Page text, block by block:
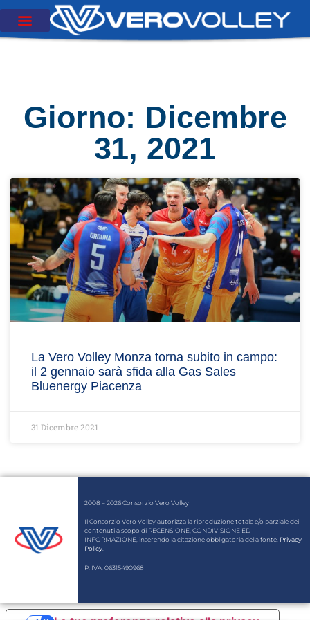
Giorno: Dicembre
31, 2021
La Vero Volley Monza torna subito in campo:
il 2 gennaio sarà sfida alla Gas Sales
Bluenergy Piacenza
31 Dicembre 2021
2008 – 2026 Consorzio Vero Volley
Il Consorzio Vero Volley autorizza la riproduzione totale e/o parziale dei
contenuti a scopo di RECENSIONE, CONDIVISIONE ED
INFORMAZIONE, inserendo la citazione obbligatoria della fonte. Privacy
Policy.
P. IVA: 06315490968